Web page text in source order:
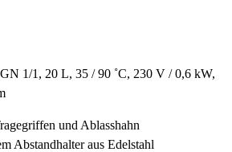
1/1, 20 L, 35 / 90 ˚C, 230 V / 0,6 kW,
und Ablasshahn
Abstandhalter aus Edelstahl